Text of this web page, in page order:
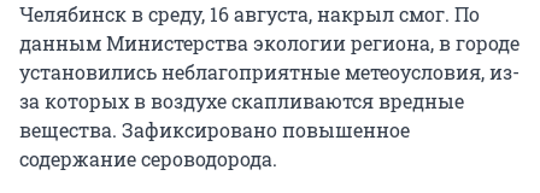
Челябинск в среду, 16 августа, накрыл смог. По
данным Министерства экологии региона, в городе
установились неблагоприятные метеоусловия, из-
за которых в воздухе скапливаются вредные
вещества. Зафиксировано повышенное
содержание сероводорода.